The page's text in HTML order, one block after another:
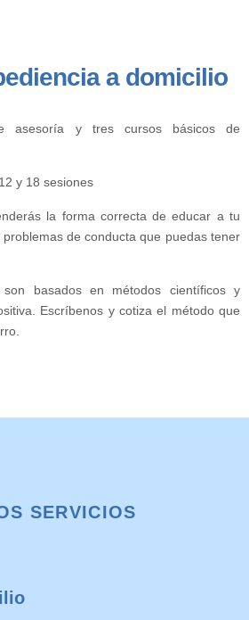
a domicilio
asesoría y tres cursos básicos de
y 18 sesiones
la forma correcta de educar a tu
de conducta que puedas tener
son basados en métodos científicos y
Escríbenos y cotiza el método que
SERVICIOS